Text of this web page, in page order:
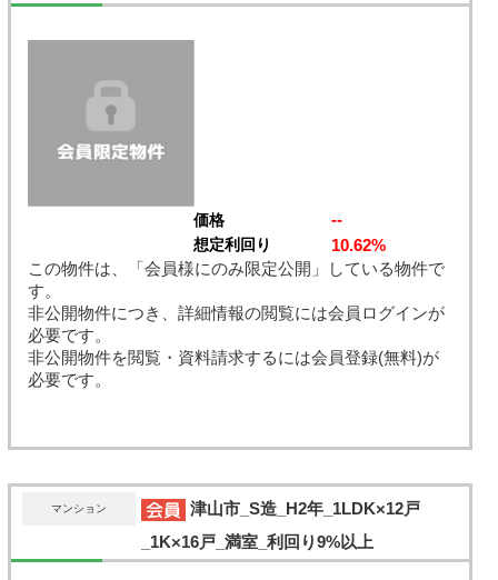
価格 --
想定利回り
10.62%
この物件は、「会員様にのみ限定公開」している物件で
す。
非公開物件につき、詳細情報の閲覧には会員ログインが
必要です。
非公開物件を閲覧・資料請求するには会員登録(無料)が
必要です。
マンション
津山市_S造_H2年_1LDK×12戸
_1K×16戸_満室_利回り9%以上